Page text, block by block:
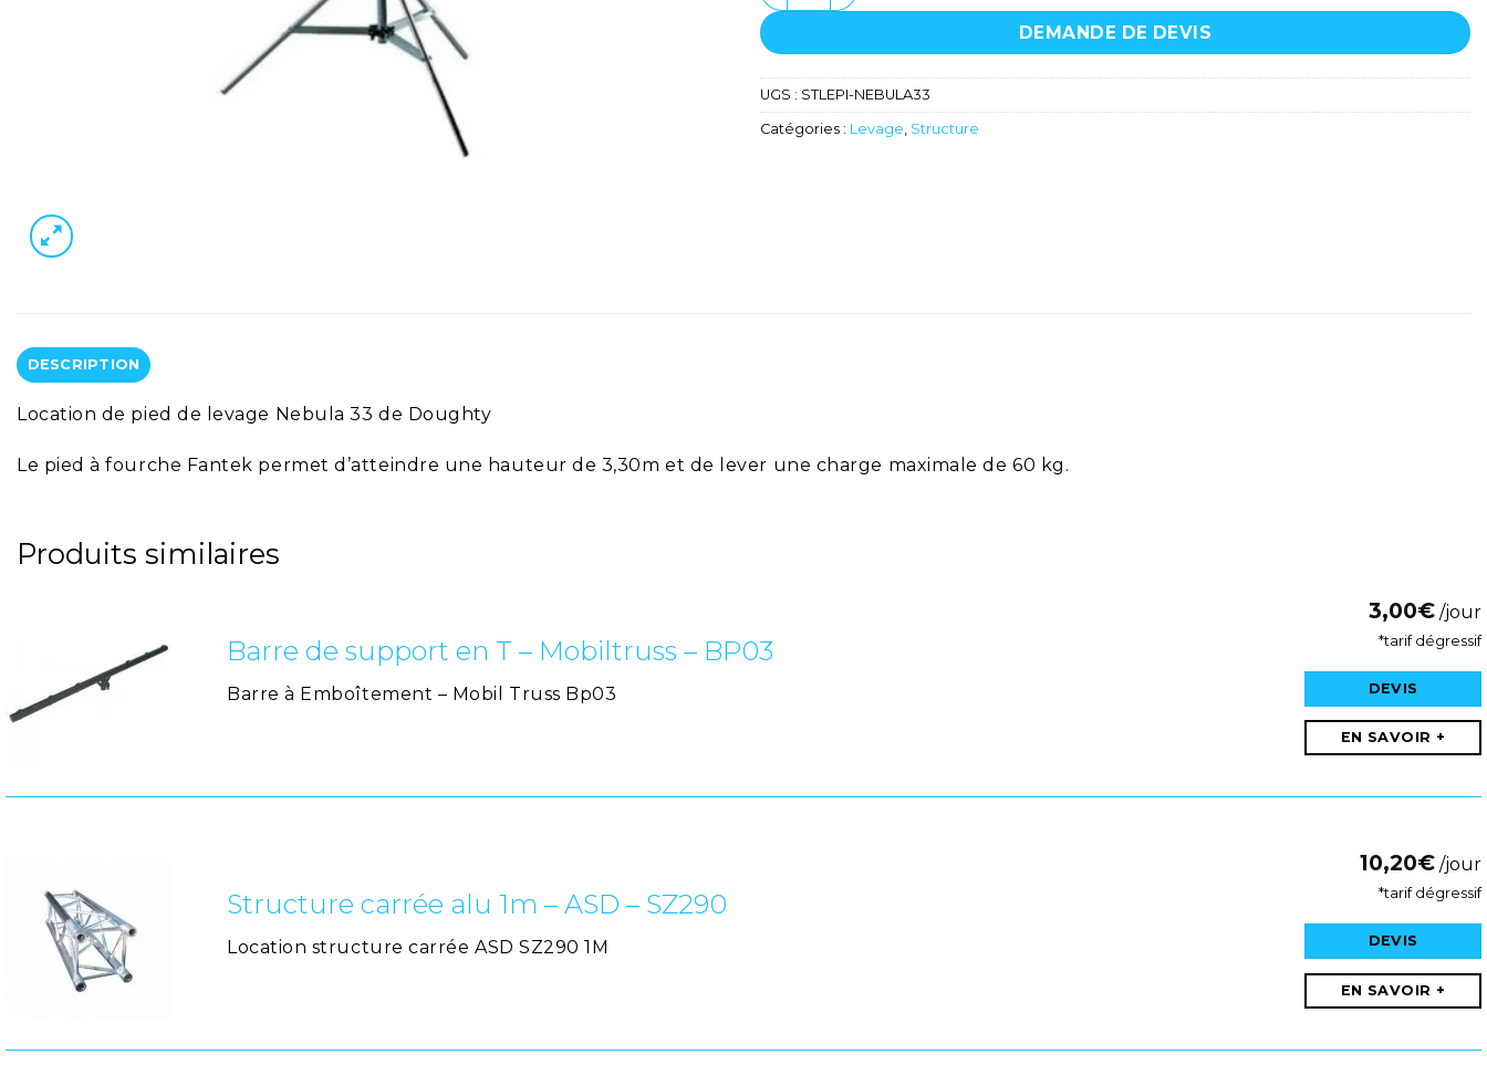
DEMANDE DE DEVIS
UGS : STLEPI-NEBULA33
Catégories : Levage, Structure
DESCRIPTION
Location de pied de levage Nebula 33 de Doughty
Le pied à fourche Fantek permet d’atteindre une hauteur de 3,30m et de lever une charge maximale de 60 kg.
Produits similaires
Barre de support en T – Mobiltruss – BP03
Barre à Emboîtement – Mobil Truss Bp03
3,00€ /jour
*tarif dégressif
DEVIS
EN SAVOIR +
Structure carrée alu 1m – ASD – SZ290
Location structure carrée ASD SZ290 1M
10,20€ /jour
*tarif dégressif
DEVIS
EN SAVOIR +